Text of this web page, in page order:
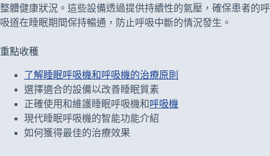
整體健康狀況。這些設備透過提供持續性的氣壓，確保患者的呼
吸道在睡眠期間保持暢通，防止呼吸中斷的情況發生。
重點收穫
了解睡眠呼吸機和呼吸機的治療原則
選擇適合的設備以改善睡眠質素
正確使用和維護睡眠呼吸機和 呼吸機
現代睡眠呼吸機的智能功能介紹
如何獲得最佳的治療效果